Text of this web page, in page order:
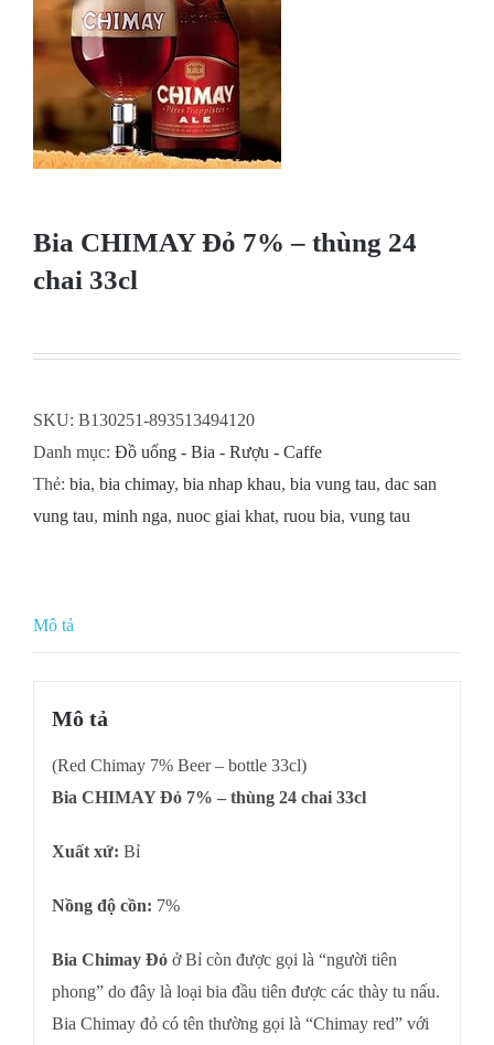
Bia CHIMAY Đỏ 7% – thùng 24
chai 33cl
SKU: B130251-893513494120
Danh mục: Đồ uống - Bia - Rượu - Caffe
Thẻ: bia, bia chimay, bia nhap khau, bia vung tau, dac san
vung tau, minh nga, nuoc giai khat, ruou bia, vung tau
Mô tả
Mô tả
(Red Chimay 7% Beer – bottle 33cl)
Bia CHIMAY Đỏ 7% – thùng 24 chai 33cl
Xuất xứ: Bỉ
Nồng độ cồn: 7%
Bia Chimay Đỏở Bỉ còn được gọi là “người tiên
phong” do đây là loại bia đầu tiên được các thày tu nấu.
Bia Chimay đỏ có tên thường gọi là “Chimay red” với